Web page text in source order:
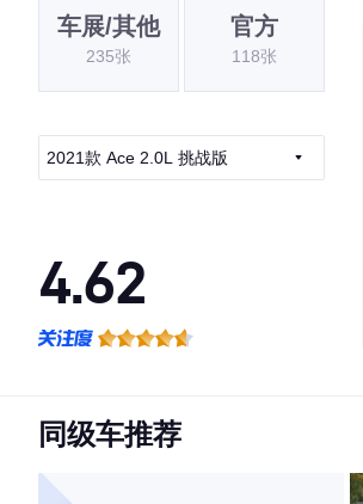
车展/其他
235张
官方
118张
2021款 Ace 2.0L 挑战版
4.62
·空间表现较为优秀，优于57%同级车
同级车推荐